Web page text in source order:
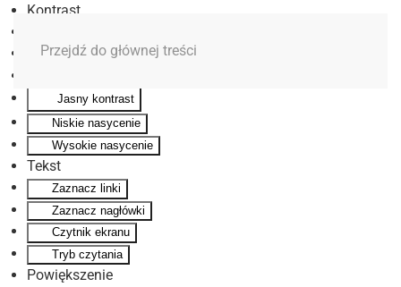
Kontrast
Monochromatyczny
Jasny kontrast
Niskie nasycenie
Wysokie nasycenie
Tekst
Zaznacz linki
Zaznacz nagłówki
Czytnik ekranu
Tryb czytania
Powiększenie
Przejdź do głównej treści